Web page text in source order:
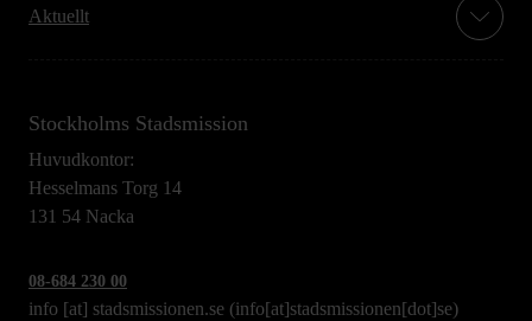
Aktuellt
Stockholms Stadsmission
Huvudkontor:
Hesselmans Torg 14
131 54 Nacka
08-684 230 00
info [at] stadsmissionen.se (info[at]stadsmissionen[dot]se)